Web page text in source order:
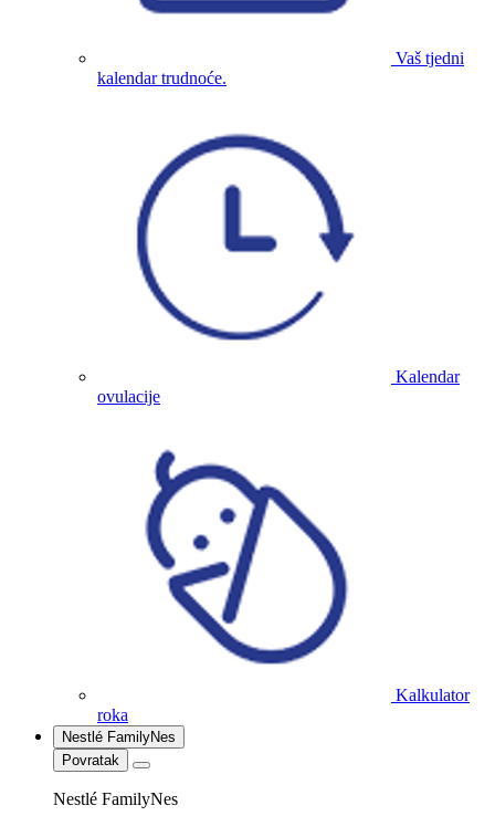
Vaš tjedni
kalendar trudnoće.
Kalendar
ovulacije
Kalkulator
roka
Nestlé FamilyNes
Povratak
Nestlé FamilyNes